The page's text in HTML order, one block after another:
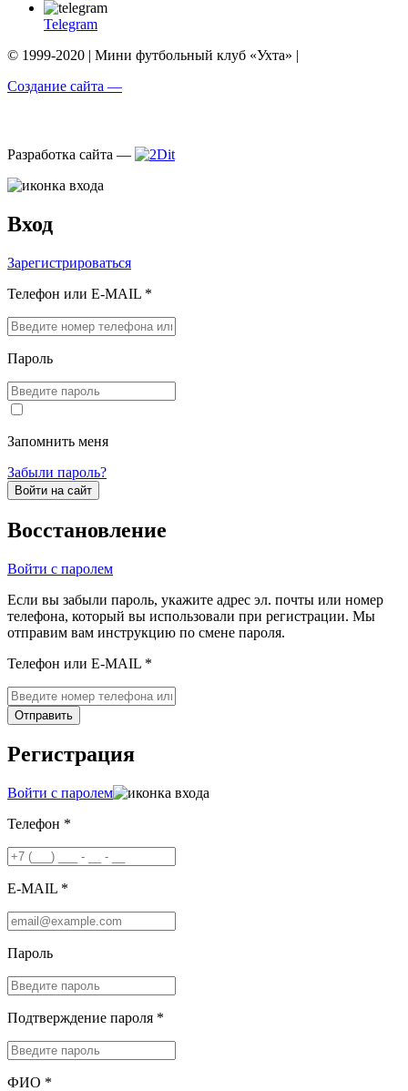
Telegram
© 1999-2020 | Мини футбольный клуб «Ухта» |
Создание сайта —
Разработка сайта —
Вход
Зарегистрироваться
Телефон или E-MAIL *
Пароль
Запомнить меня
Забыли пароль?
Войти на сайт
Восстановление
Войти с паролем
Если вы забыли пароль, укажите адрес эл. почты или номер
телефона, который вы использовали при регистрации. Мы
отправим вам инструкцию по смене пароля.
Телефон или E-MAIL *
Отправить
Регистрация
Войти с паролем
Телефон *
E-MAIL *
Пароль
Подтверждение пароля *
ФИО *